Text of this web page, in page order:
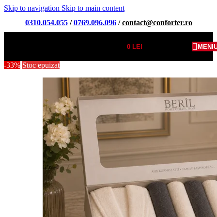
Skip to navigation Skip to main content
0310.054.055/0769.096.096/contact@conforter.ro
0LEI
-33% Stoc epuizat